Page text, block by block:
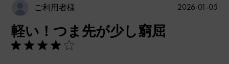
ご利用者様
軽い！つま先が少し窮屈
公
2026-01-05